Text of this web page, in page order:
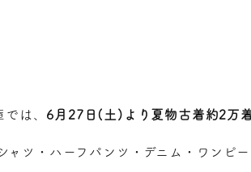
は、 6月27日(土)より夏物古着約2万
ャツ・ハーフパンツ・デニム・ワンピ